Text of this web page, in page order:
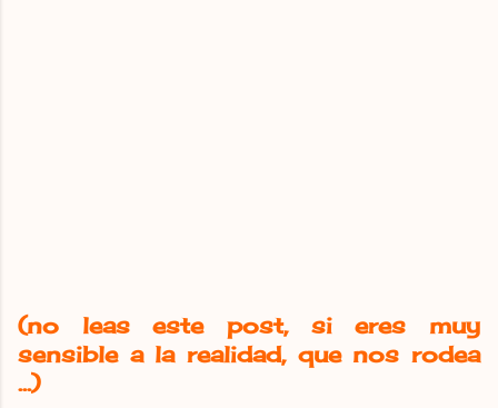
(no leas este post, si eres muy
sensible a la realidad, que nos rodea
...)